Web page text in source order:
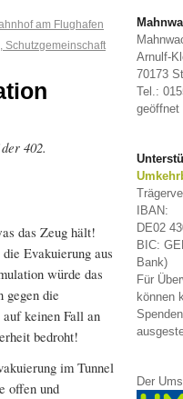
am Flughafen
Schutzgemeinschaft
402.
das Zeug hält!
Evakuierung aus
würde das
die
keinen Fall an
bedroht!
im Tunnel
offen und
Arnulf-
70173
Tel.:
geöffnet
IBAN:
DE02
BIC:
Bank)
Für
können
Der